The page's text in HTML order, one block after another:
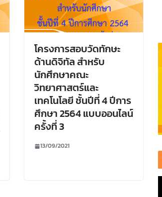
โครงการสอบวัดทักษะ
ด้านดิจิทัล สำหรับ
นักศึกษาคณะ
วิทยาศาสตร์และ
เทคโนโลยี ชั้นปีที่ 4 ปีการ
ศึกษา 2564 แบบออนไลน์
ครั้งที่ 3
13/09/2021